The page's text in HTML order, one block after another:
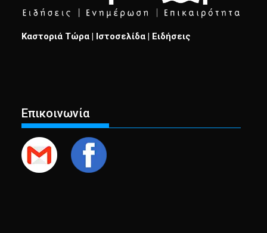
Καστοριά Τώρα | Ιστοσελίδα | Ειδήσεις
Επικοινωνία